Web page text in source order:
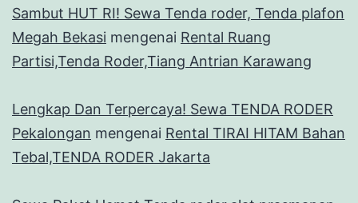
Sambut HUT RI! Sewa Tenda roder, Tenda plafon
Megah Bekasi mengenai Rental Ruang
Partisi,Tenda Roder,Tiang Antrian Karawang
Lengkap Dan Terpercaya! Sewa TENDA RODER
Pekalongan mengenai Rental TIRAI HITAM Bahan
Tebal,TENDA RODER Jakarta